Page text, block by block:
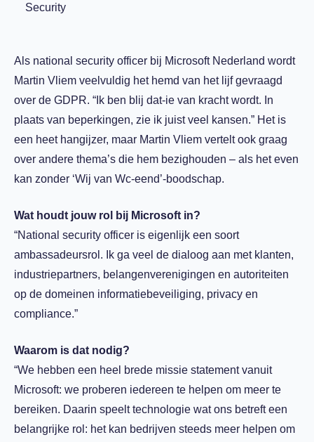
Security
Als national security officer bij Microsoft Nederland wordt
Martin Vliem veelvuldig het hemd van het lijf gevraagd
over de GDPR. “Ik ben blij dat-ie van kracht wordt. In
plaats van beperkingen, zie ik juist veel kansen.” Het is
een heet hangijzer, maar Martin Vliem vertelt ook graag
over andere thema’s die hem bezighouden – als het even
kan zonder ‘Wij van Wc-eend’-boodschap.
Wat houdt jouw rol bij Microsoft in?
“National security officer is eigenlijk een soort
ambassadeursrol. Ik ga veel de dialoog aan met klanten,
industriepartners, belangenverenigingen en autoriteiten
op de domeinen informatiebeveiliging, privacy en
compliance.”
Waarom is dat nodig?
“We hebben een heel brede missie statement vanuit
Microsoft: we proberen iedereen te helpen om meer te
bereiken. Daarin speelt technologie wat ons betreft een
belangrijke rol: het kan bedrijven steeds meer helpen om